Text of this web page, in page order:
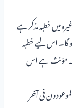
میں خطبہ مذکر ہے
گا۔ اس لیے خطبہ
مؤنث ہے اس
فی آخر